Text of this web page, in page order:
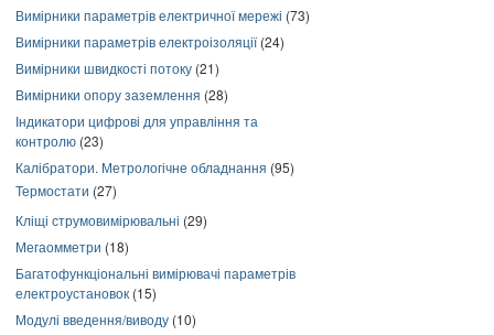
Вимірники параметрів електричної мережі (73)
Вимірники параметрів електроізоляції(24)
Вимірники швидкості потоку (21)
Вимірники опору заземлення (28)
Індикатори цифрові для управління та
контролю (23)
Калібратори. Метрологічне обладнання (95)
Термостати (27)
Кліщі струмовимірювальні (29)
Мегаомметри (18)
Багатофункціональні вимірювачі параметрів
електроустановок (15)
Модулі введення/виводу (10)